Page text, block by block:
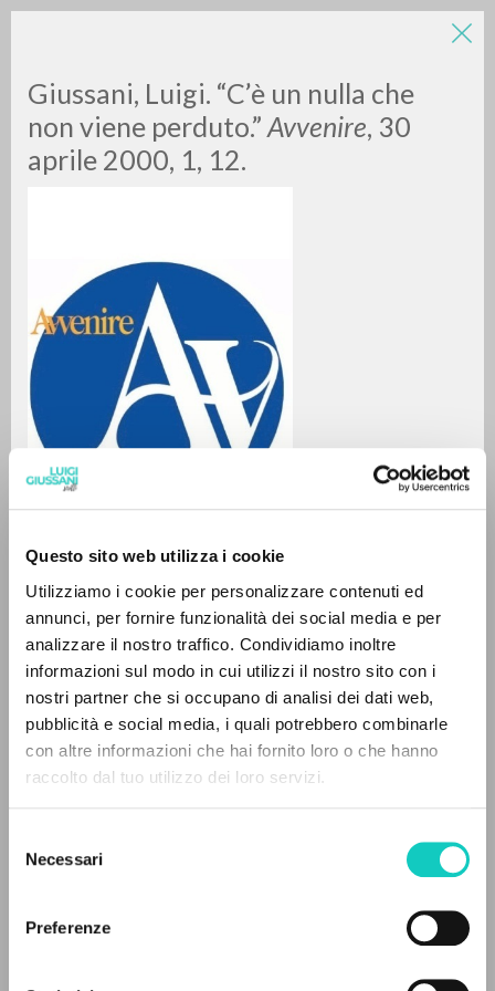
Questo sito web utilizza i cookie
Utilizziamo i cookie per personalizzare contenuti ed
annunci, per fornire funzionalità dei social media e per
analizzare il nostro traffico. Condividiamo inoltre
informazioni sul modo in cui utilizzi il nostro sito con i
nostri partner che si occupano di analisi dei dati web,
pubblicità e social media, i quali potrebbero combinarle
con altre informazioni che hai fornito loro o che hanno
raccolto dal tuo utilizzo dei loro servizi.
delNecessari
Preferenze
Giussani, Luigi. “C’è un nulla che
non viene perduto.” Avvenire, 30
aprile 2000, 1, 12.
Giussani LuigiAuthor
Italian
Avvenire
2000
Pages: 1
FULL TEXT
LUIGI
GIUSSANI
A
Z